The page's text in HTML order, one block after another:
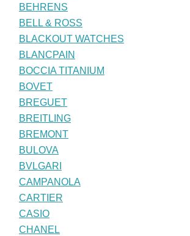
BEHRENS
BELL & ROSS
BLACKOUT WATCHES
BLANCPAIN
BOCCIA TITANIUM
BOVET
BREGUET
BREITLING
BREMONT
BULOVA
BVLGARI
CAMPANOLA
CARTIER
CASIO
CHANEL